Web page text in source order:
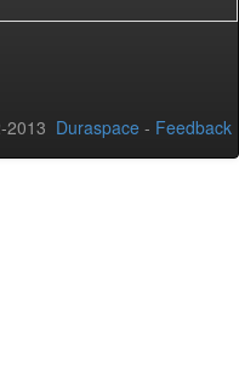
2013 Duraspace - Feedback